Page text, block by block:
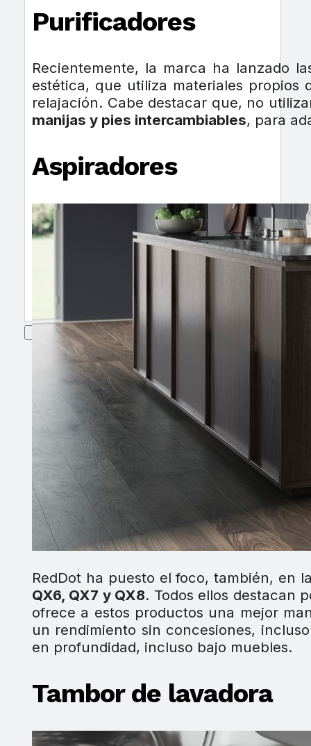
Purificadores
Recientemente, la marca ha lanzado
estética, que utiliza materiales
relajación. Cabe destacar que, no
manijas y pies intercambiables, para
Aspiradores
RedDot ha puesto el foco, también, en
QX6, QX7 y QX8. Todos ellos destacan
ofrece a estos productos una mejor
un rendimiento sin concesiones,
en profundidad, incluso bajo muebles.
Tambor de lavadora